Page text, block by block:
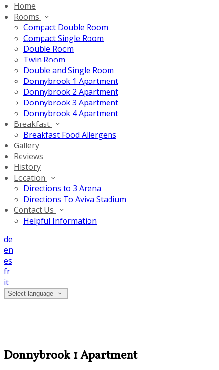
Home
Rooms
Compact Double Room
Compact Single Room
Double Room
Twin Room
Double and Single Room
Donnybrook 1 Apartment
Donnybrook 2 Apartment
Donnybrook 3 Apartment
Donnybrook 4 Apartment
Breakfast
Breakfast Food Allergens
Gallery
Reviews
History
Location
Directions to 3 Arena
Directions To Aviva Stadium
Contact Us
Helpful Information
de
en
es
fr
it
Select language
Donnybrook 1 Apartment